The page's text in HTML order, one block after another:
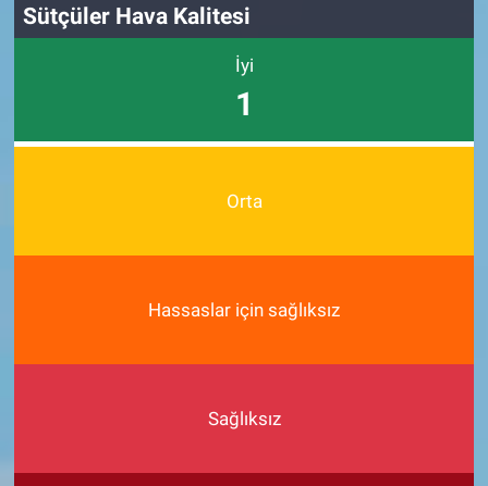
Sütçüler Hava Kalitesi
İyi
1
Orta
Hassaslar için sağlıksız
Sağlıksız